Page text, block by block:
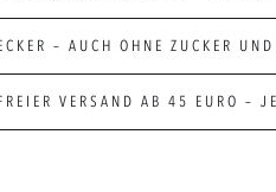
– AUCH OHNE ZUCKER
VERSAND AB 45 EURO –